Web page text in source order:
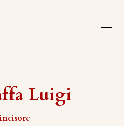
Luigi
incisore